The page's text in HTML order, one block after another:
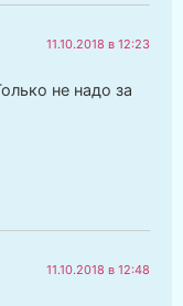
11.10.2018 в 12:23
не надо за
11.10.2018 в 12:48